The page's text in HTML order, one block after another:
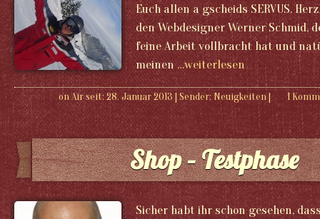
Euch allen a gscheids SERVUS.
den Webdesigner Werner Schmid,
feine Arbeit vollbracht hat und
meinen…weiterlesen
on Air seit: 28. Januar 2013 | Sender: Neuigkeiten| 1
Shop – Testphase
Sicher habt ihr schon gesehen,